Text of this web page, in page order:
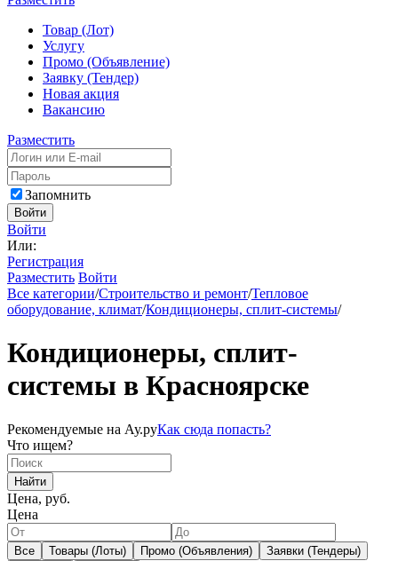
Товар (Лот)
Услугу
Промо (Объявление)
Заявку (Тендер)
Новая акция
Вакансию
Разместить
Запомнить
Войти
Войти
Или:
Регистрация
Разместить Войти
Все категории/Строительство и ремонт/Тепловое
оборудование, климат/Кондиционеры, сплит-системы/
Кондиционеры, сплит-
системы в Красноярске
Рекомендуемые на Ау.руКак сюда попасть?
Что ищем?
Найти
Цена, руб.
Цена
Все Товары (Лоты) Промо (Объявления)
Заявки (Тендеры)